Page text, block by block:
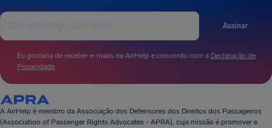
Assinar
Eu gostaria de receber e-mails da AirHelp e concordo com a Declaração de
Privacidade.
A AirHelp é membro da Associação dos Defensores dos Direitos dos Passageiros
(Association of Passenger Rights Advocates - APRA), cuja missão é promover e